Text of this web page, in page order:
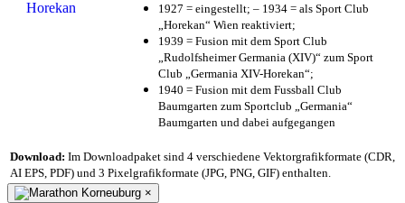
1927 = eingestellt; – 1934 = als Sport Club
„Horekan“ Wien reaktiviert;
1939 = Fusion mit dem Sport Club
„Rudolfsheimer Germania (XIV)“ zum Sport
Club „Germania XIV-Horekan“;
1940 = Fusion mit dem Fussball Club
Baumgarten zum Sportclub „Germania“
Baumgarten und dabei aufgegangen
Download: Im Downloadpaket sind 4 verschiedene Vektorgrafikformate (CDR,
AI EPS, PDF) und 3 Pixelgrafikformate (JPG, PNG, GIF) enthalten.
×